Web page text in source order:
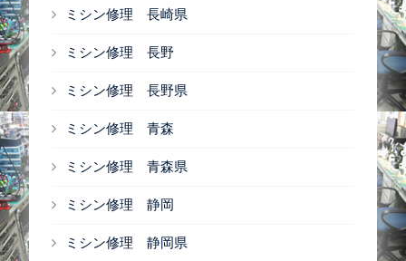
ミシン修理 長崎県
ミシン修理 長野
ミシン修理 長野県
ミシン修理 青森
ミシン修理 青森県
ミシン修理 静岡
ミシン修理 静岡県